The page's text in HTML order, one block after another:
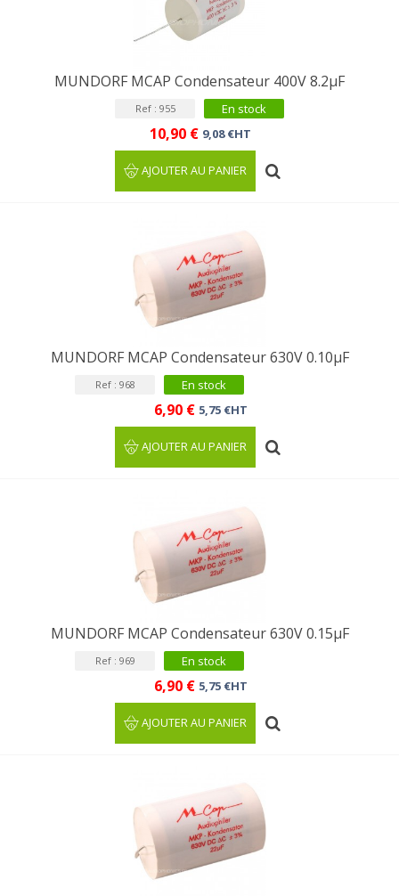
MUNDORF MCAP Condensateur 400V 8.2µF
Ref : 955 En stock
10,90 € 9,08 €HT
AJOUTER AU PANIER
MUNDORF MCAP Condensateur 630V 0.10µF
Ref : 968 En stock
6,90 € 5,75 €HT
AJOUTER AU PANIER
MUNDORF MCAP Condensateur 630V 0.15µF
Ref : 969 En stock
6,90 € 5,75 €HT
AJOUTER AU PANIER